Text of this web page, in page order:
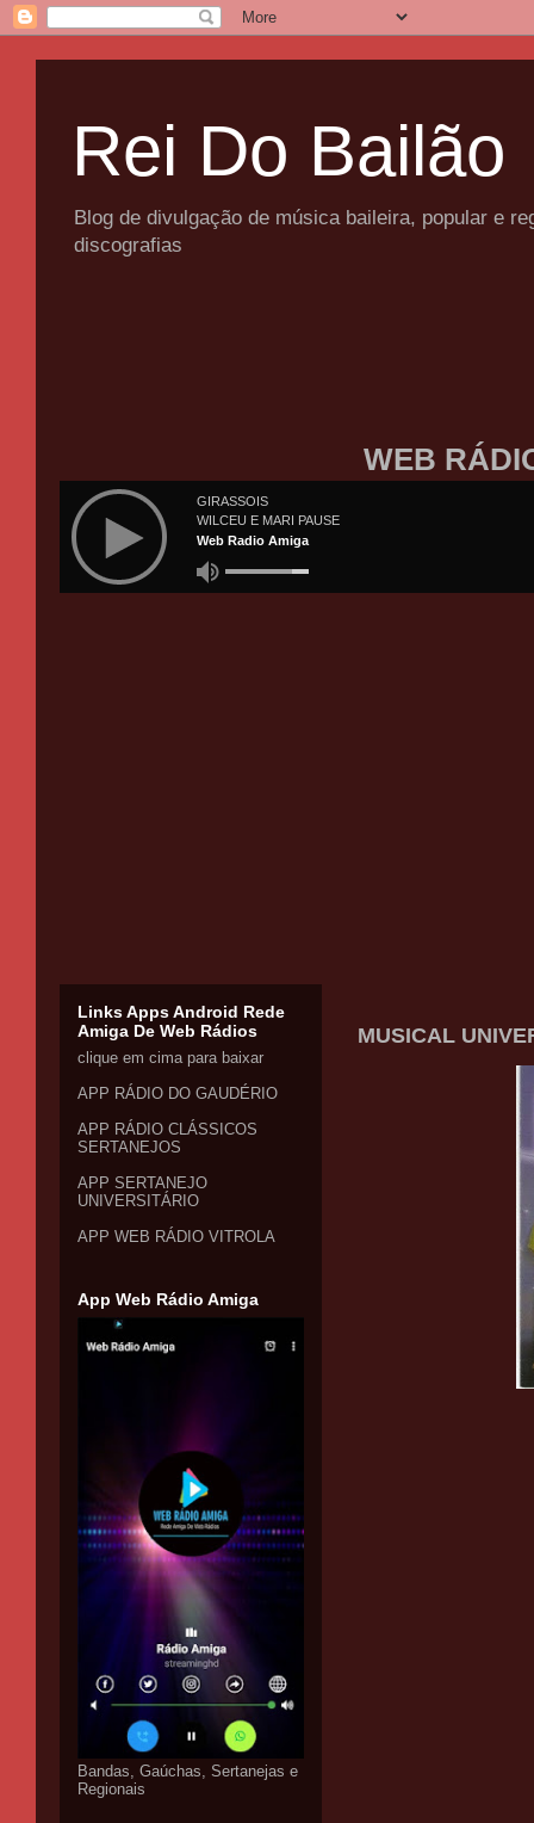
Rei Do Bailão
Blog de divulgação de música baileira, popular e
discografias
WEB
MUSICAL
Links Apps Android Rede
Amiga De Web Rádios
clique em cima para baixar
APP RÁDIO DO GAUDÉRIO
APP RÁDIO CLÁSSICOS
SERTANEJOS
APP SERTANEJO
UNIVERSITÁRIO
APP WEB RÁDIO VITROLA
App Web Rádio Amiga
Bandas, Gaúchas, Sertanejas e
Regionais